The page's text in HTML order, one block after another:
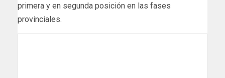
primera y en segunda posición en las fases
provinciales.